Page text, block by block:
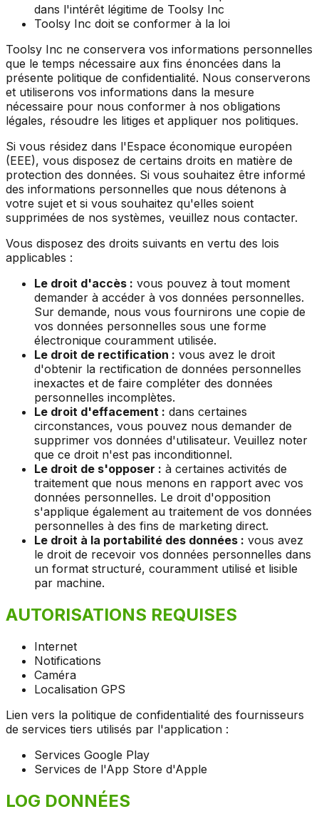
dans l'intérêt légitime de Toolsy Inc
Toolsy Inc doit se conformer à la loi
Toolsy Inc ne conservera vos informations personnelles
que le temps nécessaire aux fins énoncées dans la
présente politique de confidentialité. Nous conserverons
et utiliserons vos informations dans la mesure
nécessaire pour nous conformer à nos obligations
légales, résoudre les litiges et appliquer nos politiques.
Si vous résidez dans l'Espace économique européen
(EEE), vous disposez de certains droits en matière de
protection des données. Si vous souhaitez être informé
des informations personnelles que nous détenons à
votre sujet et si vous souhaitez qu'elles soient
supprimées de nos systèmes, veuillez nous contacter.
Vous disposez des droits suivants en vertu des lois
applicables :
Le droit d'accès : vous pouvez à tout moment
demander à accéder à vos données personnelles.
Sur demande, nous vous fournirons une copie de
vos données personnelles sous une forme
électronique couramment utilisée.
Le droit de rectification : vous avez le droit
d'obtenir la rectification de données personnelles
inexactes et de faire compléter des données
personnelles incomplètes.
Le droit d'effacement : dans certaines
circonstances, vous pouvez nous demander de
supprimer vos données d'utilisateur. Veuillez noter
que ce droit n'est pas inconditionnel.
Le droit de s'opposer : à certaines activités de
traitement que nous menons en rapport avec vos
données personnelles. Le droit d'opposition
s'applique également au traitement de vos données
personnelles à des fins de marketing direct.
Le droit à la portabilité des données : vous avez
le droit de recevoir vos données personnelles dans
un format structuré, couramment utilisé et lisible
par machine.
AUTORISATIONS REQUISES
Internet
Notifications
Caméra
Localisation GPS
Lien vers la politique de confidentialité des fournisseurs
de services tiers utilisés par l'application :
Services Google Play
Services de l'App Store d'Apple
LOG DONNÉES